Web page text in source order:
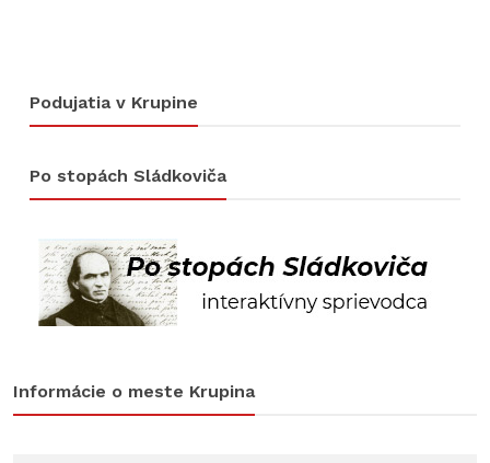
Podujatia v Krupine
Po stopách Sládkoviča
Informácie o meste Krupina